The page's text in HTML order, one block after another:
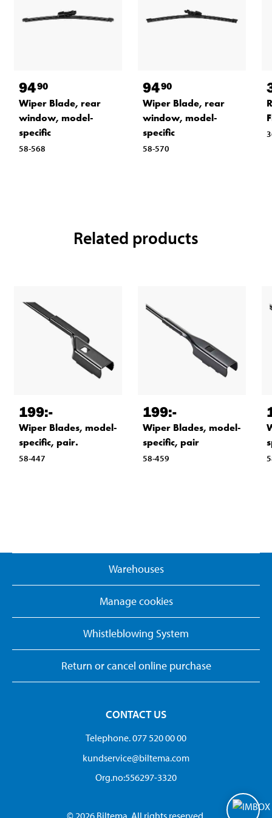
9490
Wiper Blade, rear
window, model-
specific
58-568
9490
Wiper Blade, rear
window, model-
specific
58-570
Related products
199:-
Wiper Blades, model-
specific, pair.
58-447
199:-
Wiper Blades, model-
specific, pair
58-459
Warehouses
Manage cookies
Whistleblowing System
Return or cancel online purchase
CONTACT US
Telephone. 077 520 00 00
kundservice@biltema.com
Org.no:556297-3320